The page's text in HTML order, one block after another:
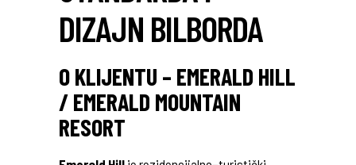
DIZAJN BILBORDA
O KLIJENTU – EMERALD HILL
/ EMERALD MOUNTAIN
RESORT